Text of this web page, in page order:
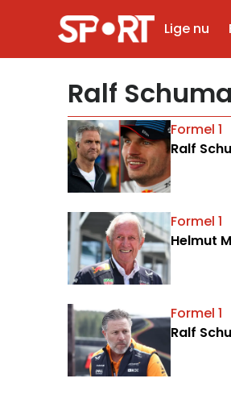
Lige nu
Ralf
Formel 1
Ralf
Formel 1
Helmut
Formel 1
Ralf